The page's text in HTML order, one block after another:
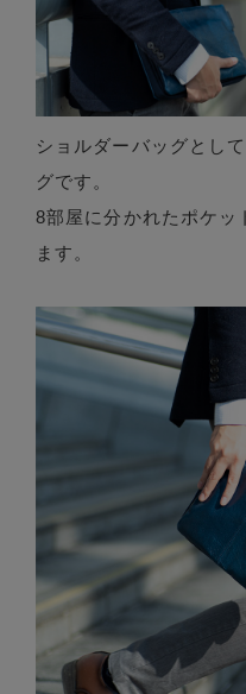
ショルダーバッグとし
グです。
8部屋に分かれたポケッ
ます。